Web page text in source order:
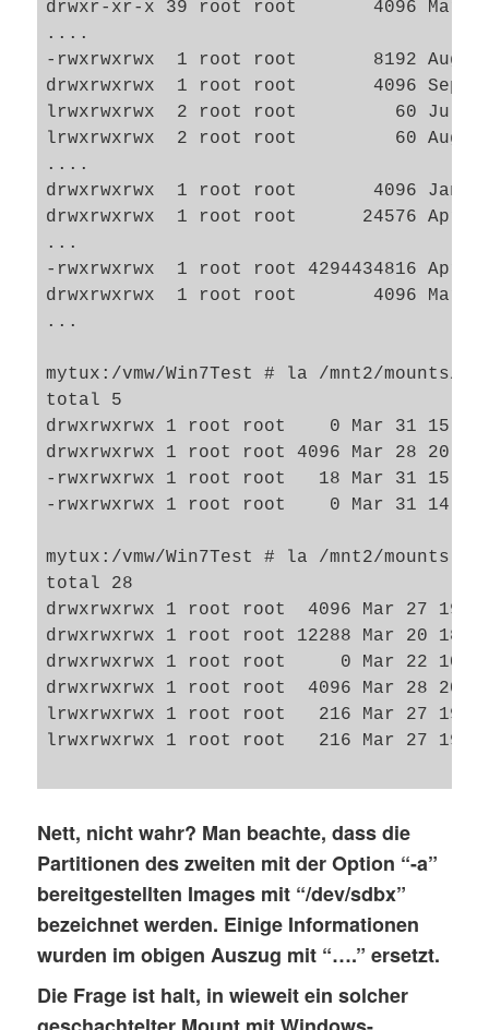
drwxr-xr-x 39 root root       4096 Mar
....
-rwxrwxrwx  1 root root       8192 Aug 23
drwxrwxrwx  1 root root       4096 Sep
lrwxrwxrwx  2 root root         60 Jul 14
lrwxrwxrwx  2 root root         60 Aug 23
....
drwxrwxrwx  1 root root       4096 Jan
drwxrwxrwx  1 root root      24576 Apr  8
...
-rwxrwxrwx  1 root root 4294434816 Apr
drwxrwxrwx  1 root root       4096 Mar 27
...
mytux:/vmw/Win7Test # la /mnt2/mounts/
total 5
drwxrwxrwx 1 root root    0 Mar 31
drwxrwxrwx 1 root root 4096 Mar 28
-rwxrwxrwx 1 root root   18 Mar 31
-rwxrwxrwx 1 root root    0 Mar 31 14:02
mytux:/vmw/Win7Test # la /mnt2/mounts
total 28
drwxrwxrwx 1 root root  4096 Mar 27
drwxrwxrwx 1 root root 12288 Mar 20
drwxrwxrwx 1 root root     0 Mar 22
drwxrwxrwx 1 root root  4096 Mar 28
lrwxrwxrwx 1 root root   216 Mar 27
lrwxrwxrwx 1 root root   216 Mar 27
Nett, nicht wahr? Man beachte, dass die
Partitionen des zweiten mit der Option “-a”
bereitgestellten Images mit “/dev/sdbx”
bezeichnet werden. Einige Informationen
wurden im obigen Auszug mit “….” ersetzt.
Die Frage ist halt, in wieweit ein solcher